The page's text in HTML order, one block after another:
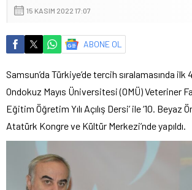
15 KASIM 2022 17:07
ABONE OL
Samsun’da Türkiye’de tercih sıralamasında ilk
Ondokuz Mayıs Üniversitesi (OMÜ) Veteriner
Eğitim Öğretim Yılı Açılış Dersi’ ile ‘10. Beyaz
Atatürk Kongre ve Kültür Merkezi’nde yapıldı.